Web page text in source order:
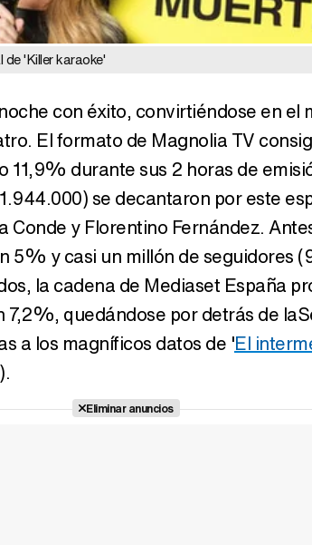
'Killer karaoke'
con éxito, convirtiéndose en el
El formato de Magnolia TV
11,9% durante sus 2 horas de
se decantaron por este
Conde y Florentino Fernández.
5% y casi un millón de seguidores
la cadena de Mediaset España
7,2%, quedándose por detrás de
a los magníficos datos de 'El
Eliminar anuncios